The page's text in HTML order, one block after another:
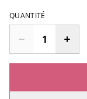
QUANTITÉ